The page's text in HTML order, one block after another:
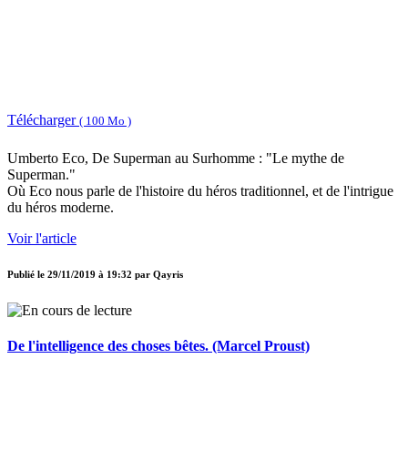
Télécharger ( 100 Mo )
Umberto Eco, De Superman au Surhomme : "Le mythe de
Superman."
Où Eco nous parle de l'histoire du héros traditionnel, et de l'intrigue
du héros moderne.
Voir l'article
Publié le 29/11/2019 à 19:32 par Qayris
De l'intelligence des choses bêtes. (Marcel Proust)